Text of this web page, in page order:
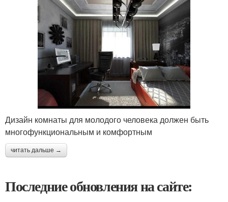
Дизайн комнаты для молодого человека должен быть
многофункциональным и комфортным
читать дальше →
Последние обновления на сайте: